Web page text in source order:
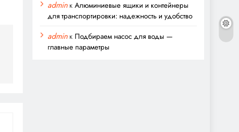
adminкАлюминиевые ящики и контейнеры
для транспортировки: надежность и удобство
adminк Подбираем насос для воды —
главные параметры